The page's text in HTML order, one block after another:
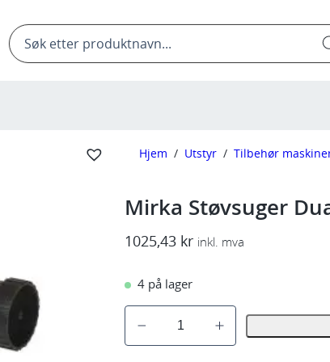
Products
search
Hjem / Utstyr / Tilbehør
Mirka Støvsuger
1025,43 kr inkl. mva
4 på lager
i